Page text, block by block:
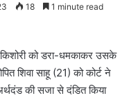
18 1 minute read
को डरा-धमकाकर उसके
शिवा साहू (21) को कोर्ट ने
की सजा से दंडित किया